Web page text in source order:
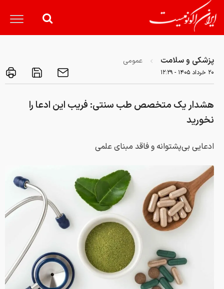
پزشکی و سلامت عمومی
۲۰ خرداد ۱۴۰۵ - ۱۲:۲۹
هشدار یک متخصص طب سنتی: فریب این ادعا را
نخورید
ادعایی بی‌پشتوانه و فاقد مبنای علمی